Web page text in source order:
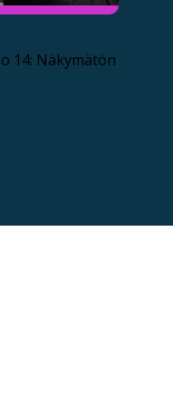
14: Näkymätön